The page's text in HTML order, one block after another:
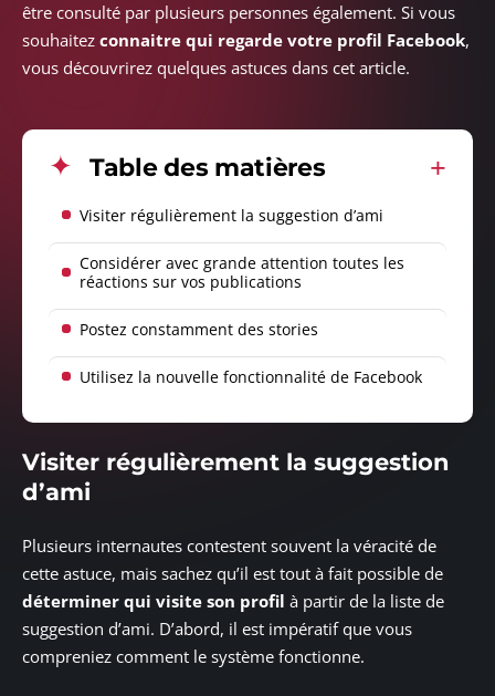
être consulté par plusieurs personnes également. Si vous
souhaitez connaitre qui regarde votre profil Facebook,
vous découvrirez quelques astuces dans cet article.
Table des matières
Visiter régulièrement la suggestion d’ami
Considérer avec grande attention toutes les
réactions sur vos publications
Postez constamment des stories
Utilisez la nouvelle fonctionnalité de Facebook
Visiter régulièrement la suggestion
d’ami
Plusieurs internautes contestent souvent la véracité de
cette astuce, mais sachez qu’il est tout à fait possible de
déterminer qui visite son profil à partir de la liste de
suggestion d’ami. D’abord, il est impératif que vous
compreniez comment le système fonctionne.